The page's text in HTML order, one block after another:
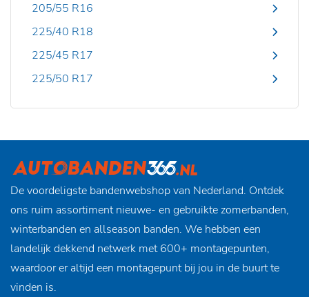
205/55 R16
225/40 R18
225/45 R17
225/50 R17
De voordeligste bandenwebshop van Nederland. Ontdek
ons ruim assortiment nieuwe- en gebruikte zomerbanden,
winterbanden en allseason banden. We hebben een
landelijk dekkend netwerk met 600+ montagepunten,
waardoor er altijd een montagepunt bij jou in de buurt te
vinden is.